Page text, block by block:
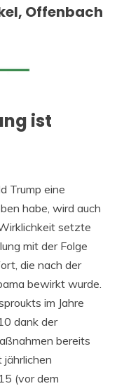
Offenbach
ist
Trump eine
habe, wird auch
setzte
mit der Folge
die nach der
bewirkt wurde.
im Jahre
dank der
bereits
jährlichen
(vor dem